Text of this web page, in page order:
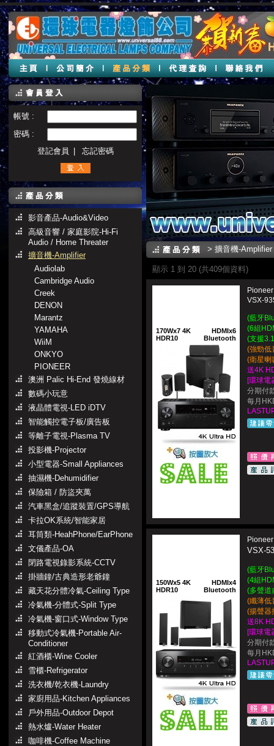
帳號 :
密碼 :
登記會員
忘記密碼
影音產品-Audio&Video
高級音響 / 家庭影院-Hi-Fi
Audio / Home Threater
擴音機-Amplifier
Audiolab
Cambridge Audio
Creek
DENON
Marantz
YAMAHA
WiiM
ONKYO
PIONEER
澳洲 Palic Hi-End 發燒線材
數碼小玩意
液晶體電視-LED iDTV
智能觸控電子板/廣告板
等離子電視-Plasma TV
投影機-Projector
小型電器-Small Appliances
抽濕機-Dehumidifier
保險箱 / 防盜夾萬
汽車黑盒/追蹤裝置/GPS導航
卡拉OK系統/智能家居
耳筒類-HeahPhone/EarPhone
文儀產品-OA
閉路電視錄影系統-CCTV
掛牆鐘/古典造形老爺鐘
藏天花分體冷氣-Ceiling Type
冷氣機-分體式-Split Type
冷氣機-窗口式-Window Type
移動式冷氣機-Portable Air-
Conditioner
紅酒櫃-Wine Cooler
雪櫃-Refrigerator
洗衣機/乾衣機-Laundry
家廚用品-Kitchen Appliances
戶外用品-Outdoor Depot
熱水爐-Water Heater
咖啡機-Coffee Machine
>擴音機-Amplifier
顯示 1 到 20 (共409個資料)
170Wx7 4K
HDR10
HDMIx6
Bluetooth
VSX-
(藍牙
(6組
(支援
(強勁低
(衛星喇
送4K
[環球電
分期付
每月
150Wx5 4K
HDR10
HDMIx4
Bluetooth
VSX-
(藍牙
(4組
(多聲道
(纖薄低
(揚聲器
送8K
[環球電
分期付
每月